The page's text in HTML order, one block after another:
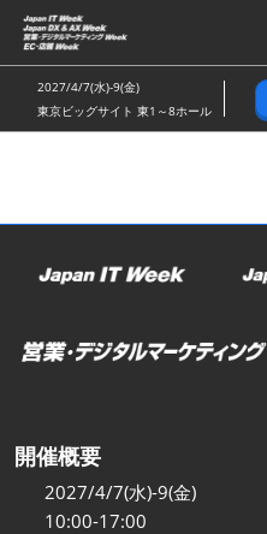
ス
キ
ッ
し
む
2027/4/7(水)-9(金)
東京ビッグサイト 東1～8ホール
開催概要
2027/4/7(水)-9(金)
10:00-17:00